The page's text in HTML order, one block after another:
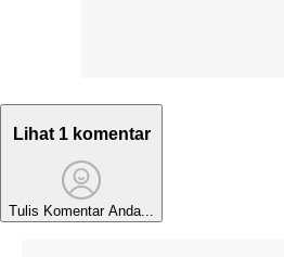
Lihat 1 komentar
Tulis Komentar Anda...